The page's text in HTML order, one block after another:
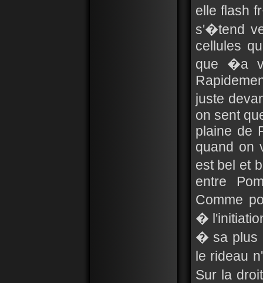
elle flash
s'�tend
cellules
que �a
juste
on sent
plaine de
quand on
est bel et
entre
Comme
�
� sa plus
le rideau
Sur la